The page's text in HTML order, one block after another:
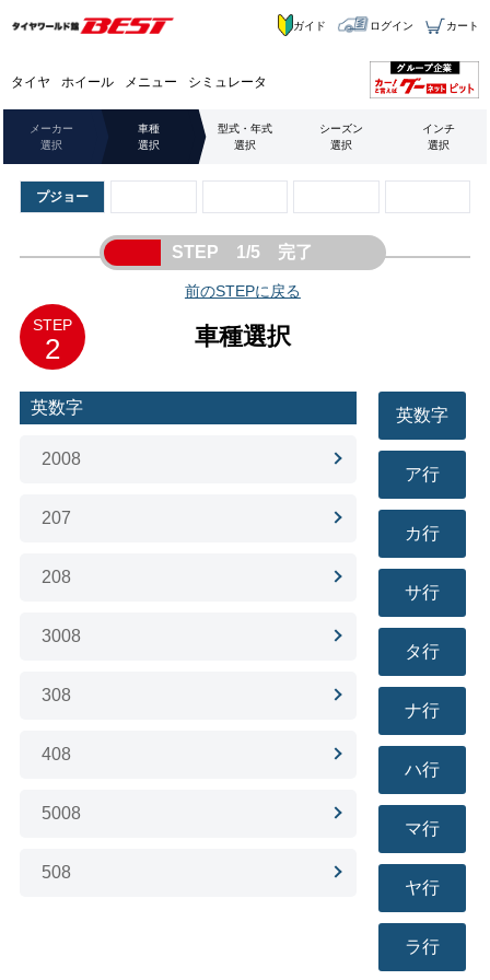
タイヤ ホイール メニュー シミュレータ
ガイド ログイン カート
メーカー
選択
車種
選択
型式・年式
選択
シーズン
選択
インチ
選択
プジョー
STEP 1/5 完了
前のSTEPに戻る
STEP
2 車種選択
英数字
ア行
カ行
サ行
タ行
ナ行
ハ行
マ行
ヤ行
ラ行
英数字
2008
207
208
3008
308
408
5008
508